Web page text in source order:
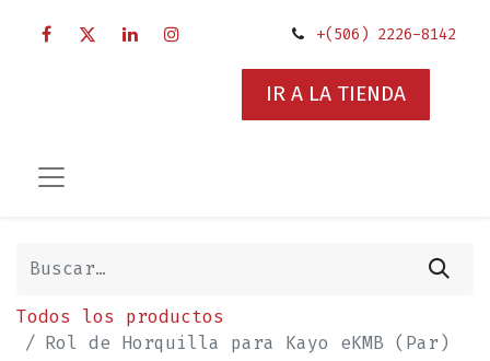
+(506) 2226-8142
IR A LA TIENDA
Todos los productos
Rol de Horquilla para Kayo eKMB (Par)